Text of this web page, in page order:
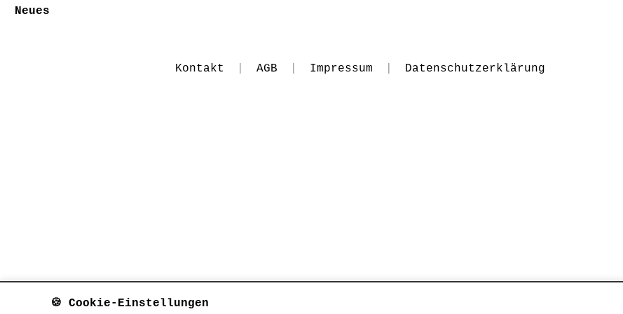
Neues
Kontakt AGB Impressum Datenschutzerklärung
🍪 Cookie-Einstellungen